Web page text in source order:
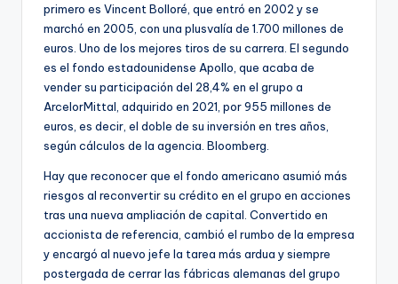
primero es Vincent Bolloré, que entró en 2002 y se
marchó en 2005, con una plusvalía de 1.700 millones de
euros. Uno de los mejores tiros de su carrera. El segundo
es el fondo estadounidense Apollo, que acaba de
vender su participación del 28,4% en el grupo a
ArcelorMittal, adquirido en 2021, por 955 millones de
euros, es decir, el doble de su inversión en tres años,
según cálculos de la agencia. Bloomberg.
Hay que reconocer que el fondo americano asumió más
riesgos al reconvertir su crédito en el grupo en acciones
tras una nueva ampliación de capital. Convertido en
accionista de referencia, cambió el rumbo de la empresa
y encargó al nuevo jefe la tarea más ardua y siempre
postergada de cerrar las fábricas alemanas del grupo